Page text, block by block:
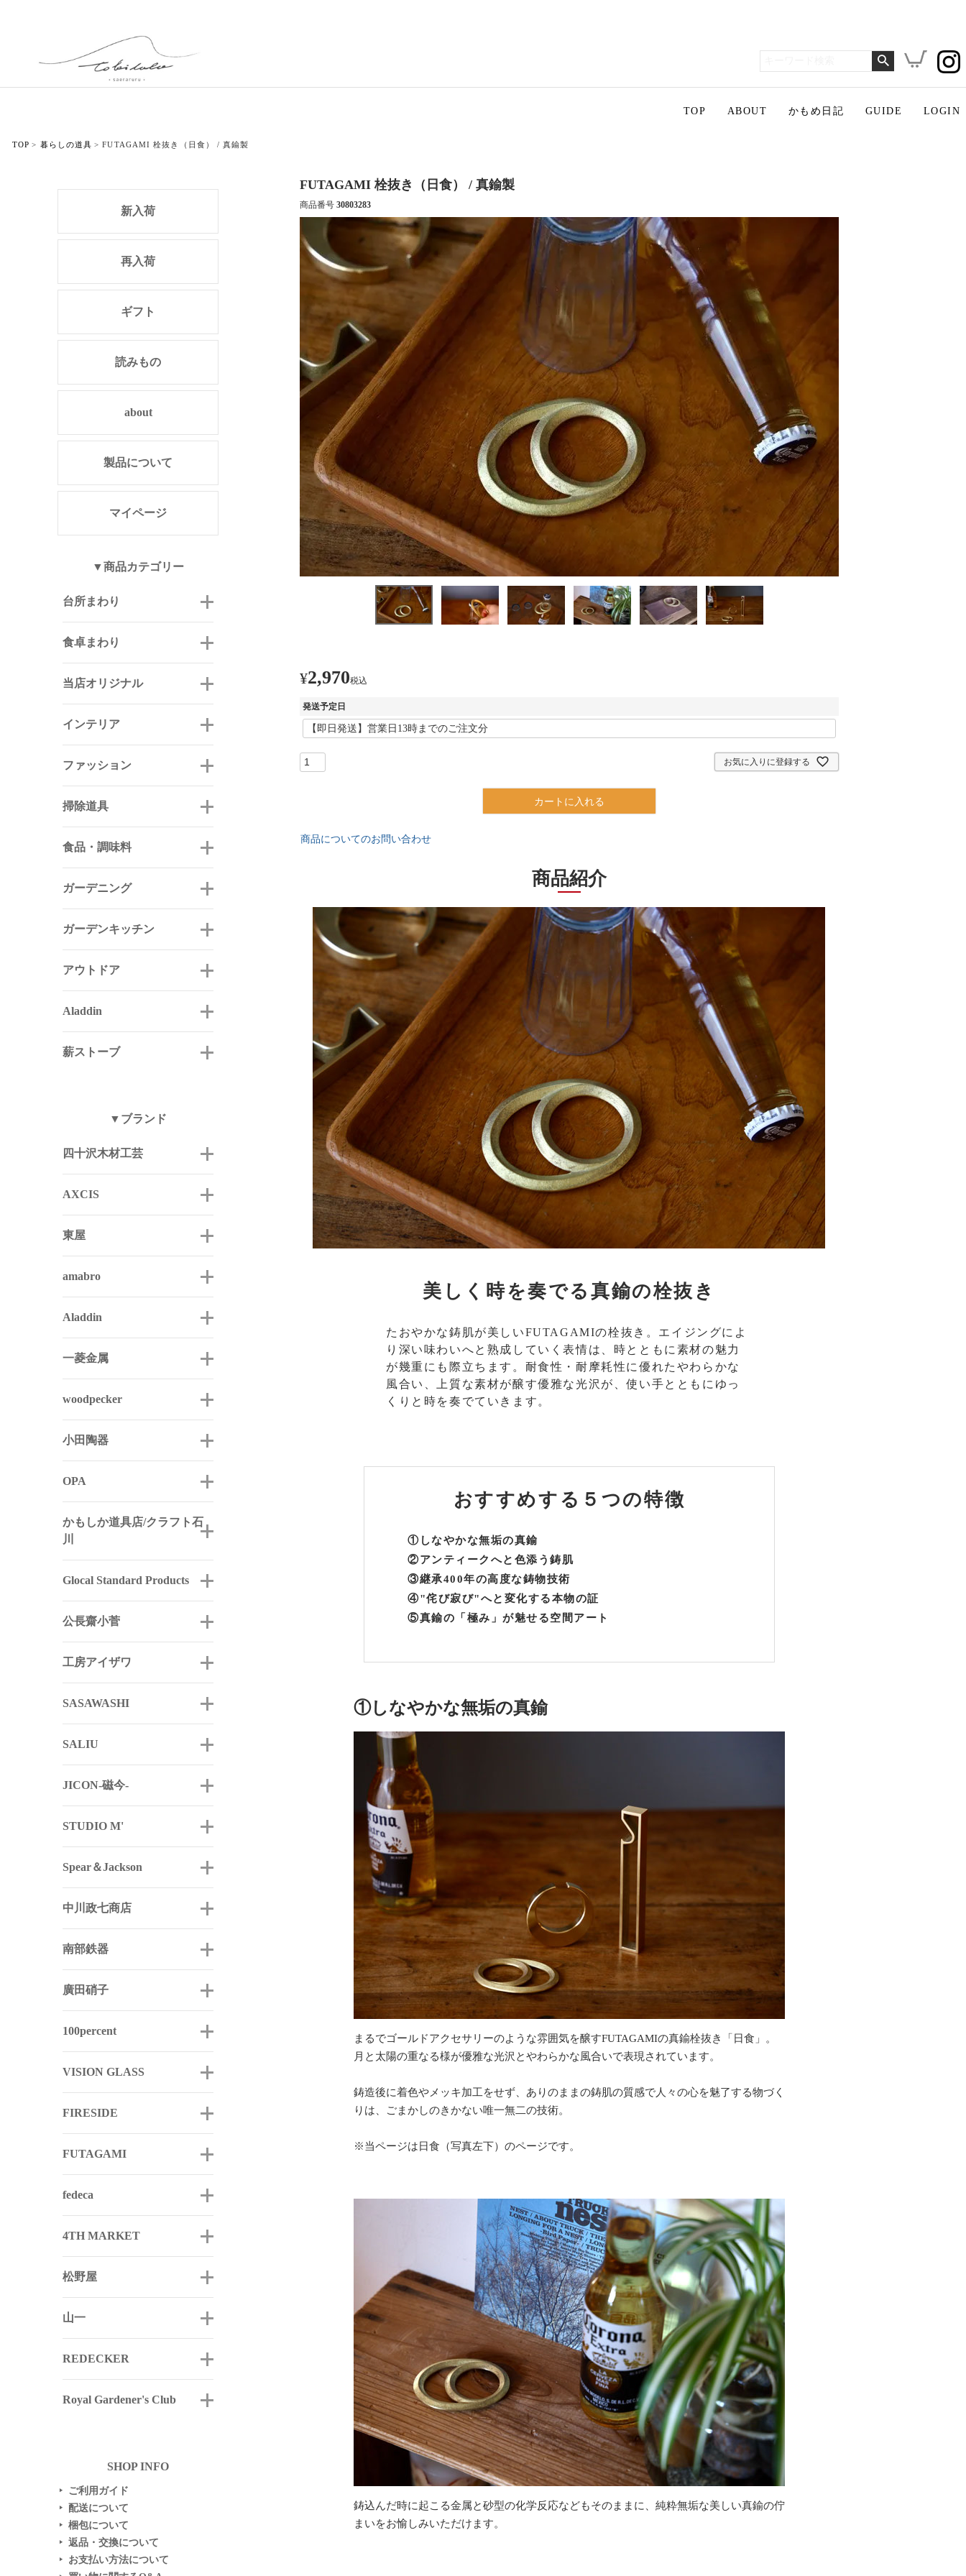
TOP ABOUT かもめ日記 GUIDE LOGIN
TOP 暮らしの道具 FUTAGAMI 栓抜き（日食） / 真鍮製
新入荷
再入荷
ギフト
読みもの
about
製品について
マイページ
▼商品カテゴリー
台所まわり
食卓まわり
当店オリジナル
インテリア
ファッション
掃除道具
食品・調味料
ガーデニング
ガーデンキッチン
アウトドア
Aladdin
薪ストーブ
▼ブランド
四十沢木材工芸
AXCIS
東屋
amabro
Aladdin
一菱金属
woodpecker
小田陶器
OPA
かもしか道具店/クラフト石
川
Glocal Standard Products
公長齋小菅
工房アイザワ
SASAWASHI
SALIU
JICON-磁今-
STUDIO M'
Spear＆Jackson
中川政七商店
南部鉄器
廣田硝子
100percent
VISION GLASS
FIRESIDE
FUTAGAMI
fedeca
4TH MARKET
松野屋
山一
REDECKER
Royal Gardener's Club
SHOP INFO
▶ ご利用ガイド
▶ 配送について
▶ 梱包について
▶ 返品・交換について
▶ お支払い方法について
FUTAGAMI 栓抜き（日食） / 真鍮製
商品番号 30803283
¥2,970税込
発送予定日
お気に入りに登録する
カートに入れる
商品についてのお問い合わせ
商品紹介
美しく時を奏でる真鍮の栓抜き
たおやかな鋳肌が美しいFUTAGAMIの栓抜き。エイジングによ
り深い味わいへと熟成していく表情は、時とともに素材の魅力
が幾重にも際立ちます。耐食性・耐摩耗性に優れたやわらかな
風合い、上質な素材が醸す優雅な光沢が、使い手とともにゆっ
くりと時を奏でていきます。
おすすめする ５つの特徴
①しなやかな無垢の真鍮
②アンティークへと色添う鋳肌
③継承400年の高度な鋳物技術
④"侘び寂び"へと変化する本物の証
⑤真鍮の「極み」が魅せる空間アート
①しなやかな無垢の真鍮
まるでゴールドアクセサリーのような雰囲気を醸すFUTAGAMIの真鍮栓抜き「日食」。
月と太陽の重なる様が優雅な光沢とやわらかな風合いで表現されています。
鋳造後に着色やメッキ加工をせず、ありのままの鋳肌の質感で人々の心を魅了する物づく
りは、ごまかしのきかない唯一無二の技術。
※当ページは日食（写真左下）のページです。
鋳込んだ時に起こる金属と砂型の化学反応などもそのままに、純粋無垢な美しい真鍮の佇
まいをお愉しみいただけます。